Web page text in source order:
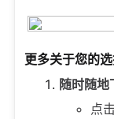
更多关于您的
随时随地
点